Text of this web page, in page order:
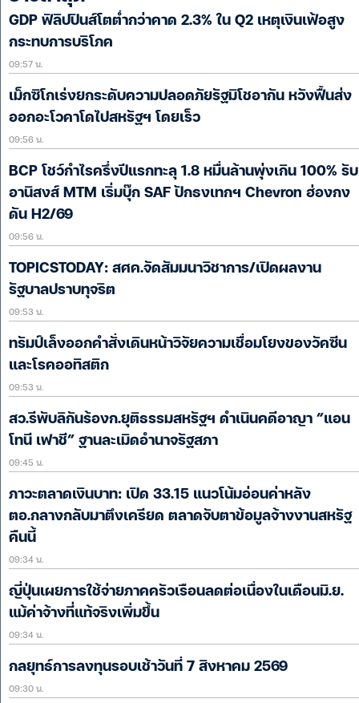
GDP ฟิลิปปินส์โตต่ำกว่าคาด 2.3% ใน Q2 เหตุเงินเฟ้อสูง
กระทบการบริโภค
09:57 น.
เม็กซิโกเร่งยกระดับความปลอดภัยรัฐมิโชอากัน หวังฟื้นส่ง
ออกอะโวคาโดไปสหรัฐฯ โดยเร็ว
09:56 น.
BCP โชว์กำไรครึ่งปีแรกทะลุ 1.8 หมื่นล้านพุ่งเกิน 100% รับ
อานิสงส์ MTM เริ่มบุ๊ก SAF ปักธงเทกฯ Chevron ฮ่องกง
ดัน H2/69
09:56 น.
TOPICSTODAY: สศค.จัดสัมมนาวิชาการ/เปิดผลงาน
รัฐบาลปราบทุจริต
09:53 น.
ทรัมป์เล็งออกคำสั่งเดินหน้าวิจัยความเชื่อมโยงของวัคซีน
และโรคออทิสติก
09:53 น.
สว.รีพับลิกันร้องก.ยุติธรรมสหรัฐฯ ดำเนินคดีอาญา “แอน
โทนี เฟาชี” ฐานละเมิดอำนาจรัฐสภา
09:45 น.
ภาวะตลาดเงินบาท: เปิด 33.15 แนวโน้มอ่อนค่าหลัง
ตอ.กลางกลับมาตึงเครียด ตลาดจับตาข้อมูลจ้างงานสหรัฐ
คืนนี้
09:34 น.
ญี่ปุ่นเผยการใช้จ่ายภาคครัวเรือนลดต่อเนื่องในเดือนมิ.ย.
แม้ค่าจ้างที่แท้จริงเพิ่มขึ้น
09:34 น.
กลยุทธ์การลงทุนรอบเช้าวันที่ 7 สิงหาคม 2569
09:30 น.